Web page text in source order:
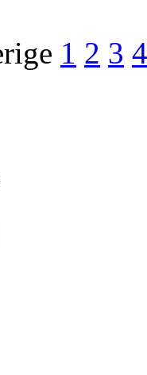
1 2 3 4